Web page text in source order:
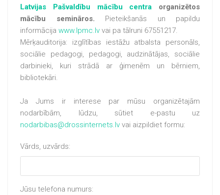
Latvijas Pašvaldību mācību centra organizētos
mācību semināros. Pieteikšanās un papildu
informācija www.lpmc.lv vai pa tālruni 67551217.
Mērķauditorija: izglītības iestāžu atbalsta personāls,
sociālie pedagogi, pedagogi, audzinātājas, sociālie
darbinieki, kuri strādā ar ģimenēm un bērniem,
bibliotekāri.
Ja Jums ir interese par mūsu organizētajām
nodarbībām, lūdzu, sūtiet e-pastu uz
nodarbibas@drossinternets.lv vai aizpildiet formu:
Vārds, uzvārds:
Jūsu telefona numurs: